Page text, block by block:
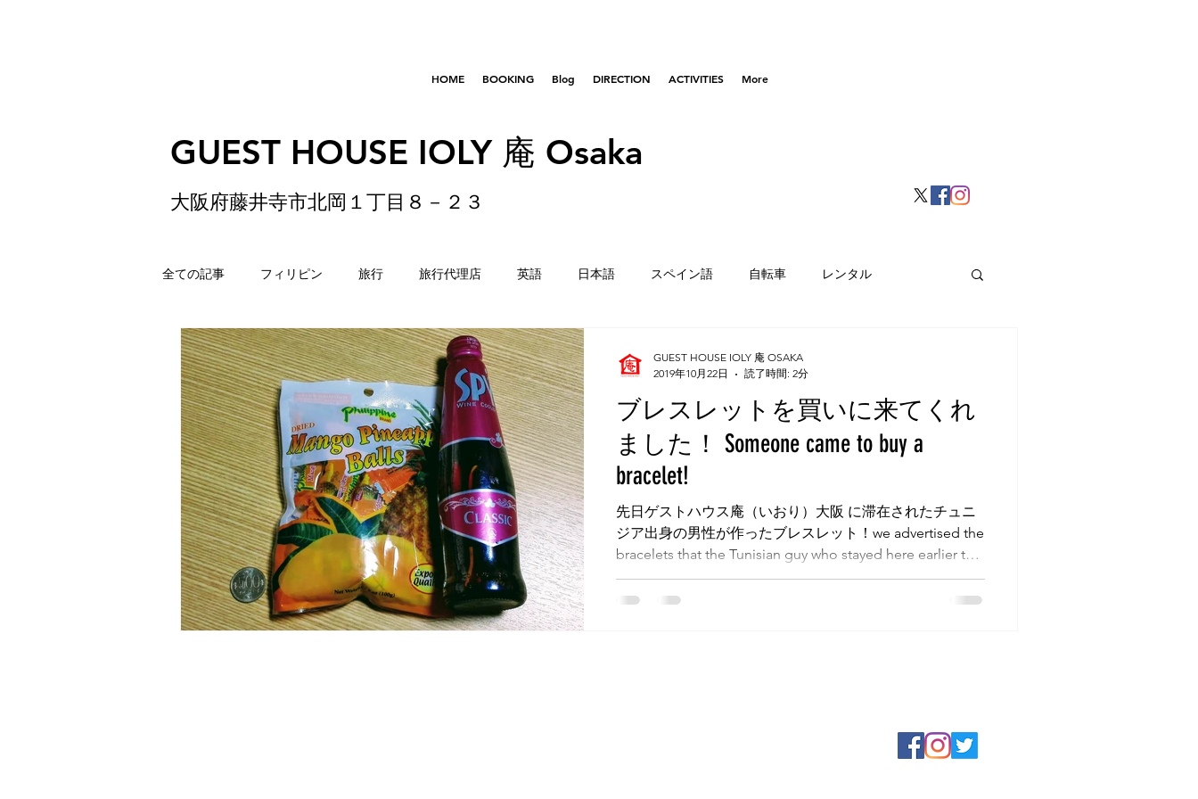
HOME BOOKING Blog DIRECTION ACTIVITIES More
GUEST HOUSE IOLY 庵 Osaka
大阪府藤井寺市北岡１丁目８－２３
全ての記事 フィリピン 旅行 旅行代理店 英語 日本語 スペイン語 自転車 レンタル
ゲストハウス 松原 香港 はびきのコロセアム 東京
Tokyo Yokohama 古市古墳群 鼓いちじくソース 恵我ノ荘駅 サンドイッチ アプリコット
sandwich apricot university 台湾 西国三十三所 藤井寺
ブレスレットを買いに来てくれ
ました！ Someone came to buy a
bracelet!
先日ゲストハウス庵（いおり）大阪 に滞在されたチュニ
ジア出身の男性が作ったブレスレット！we advertised the
bracelets that the Tunisian guy who stayed here earlier this
month...
GUEST HOUSE IOLY 庵 OSAKA
2019年10月22日
読了時間: 2分